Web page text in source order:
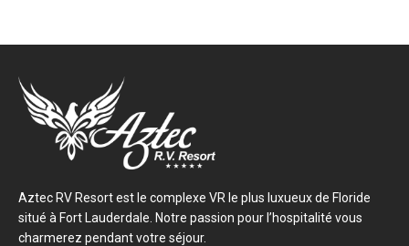
Aztec RV Resort est le complexe VR le plus luxueux de Floride
situé à Fort Lauderdale. Notre passion pour l’hospitalité vous
charmerez pendant votre séjour.